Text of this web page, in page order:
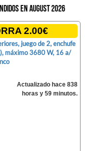
en August 2026
2.00€
juego de 2, enchufe
máximo 3680 W, 16 a/
Actualizado hace 838
horas y 59 minutos.